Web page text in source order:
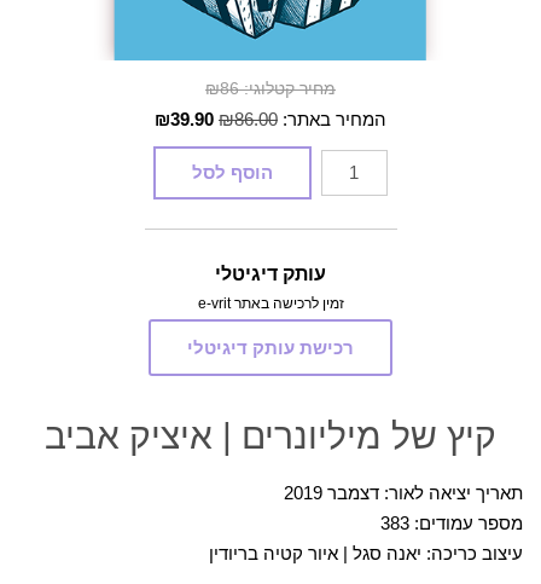
מחיר קטלוגי: ₪86
המחיר באתר: ₪86.00
המחיר
המקורי
היה:
₪39.90
הנוכחי
כמות
של
קיץ
מיליונרים
הוסף לסל
עותק דיגיטלי
זמין לרכישה באתר e-vrit
רכישת עותק דיגיטלי
קיץ של מיליונרים | איציק אביב
תאריך יציאה לאור: דצמבר 2019
מספר עמודים: 383
עיצוב כריכה: יאנה סגל | איור קטיה בריודין